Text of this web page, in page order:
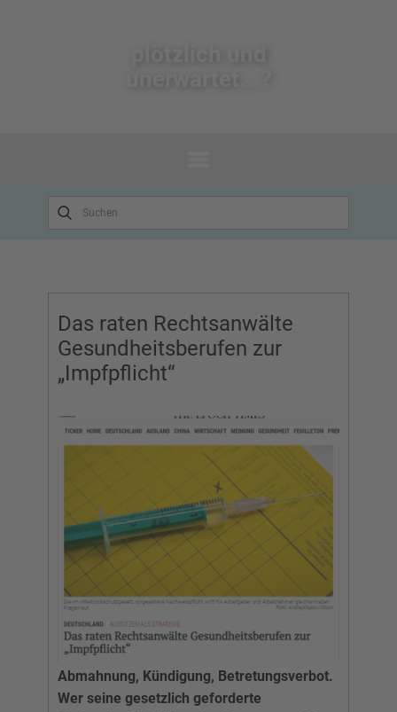
Das raten Rechtsanwälte
Gesundheitsberufen zur
„Impfpflicht“
Abmahnung, Kündigung, Betretungsverbot.
Wer seine gesetzlich geforderte